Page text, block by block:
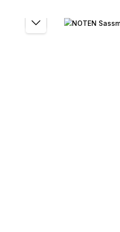
Bildergalerie überspringen